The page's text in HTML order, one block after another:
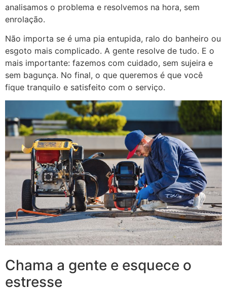
analisamos o problema e resolvemos na hora, sem
enrolação.
Não importa se é uma pia entupida, ralo do banheiro ou
esgoto mais complicado. A gente resolve de tudo. E o
mais importante: fazemos com cuidado, sem sujeira e
sem bagunça. No final, o que queremos é que você
fique tranquilo e satisfeito com o serviço.
Chama a gente e esquece o
estresse